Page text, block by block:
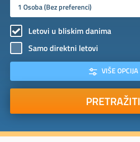
Letovi u bliskim danima
Samo direktni letovi
VIŠE OPCIJA
PRETRAŽITI